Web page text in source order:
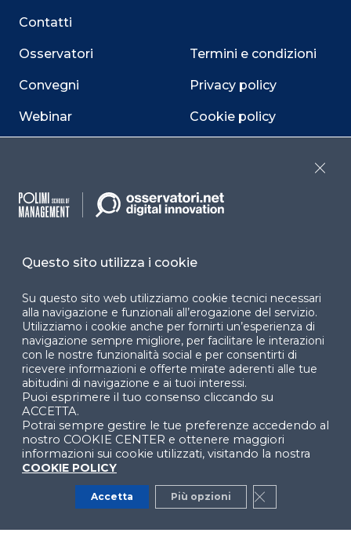
Contatti
Osservatori
Convegni
Webinar
Termini e condizioni
Privacy policy
Cookie policy
accessibilità
Facebook LinkedIn
YouTube X
© 2024 Copyright © Politecnico di Milano Dipartimento
di Ingegneria Gestionale
Questo sito utilizza i cookie
Su questo sito web utilizziamo cookie tecnici necessari
alla navigazione e funzionali all’erogazione del servizio.
Utilizziamo i cookie anche per fornirti un’esperienza di
navigazione sempre migliore, per facilitare le interazioni
con le nostre funzionalità social e per consentirti di
ricevere informazioni e offerte mirate aderenti alle tue
abitudini di navigazione e ai tuoi interessi.
Puoi esprimere il tuo consenso cliccando su
ACCETTA.
Potrai sempre gestire le tue preferenze accedendo al
nostro COOKIE CENTER e ottenere maggiori
informazioni sui cookie utilizzati, visitando la nostra
COOKIE POLICY
Accetta Più opzioni Close GDPR